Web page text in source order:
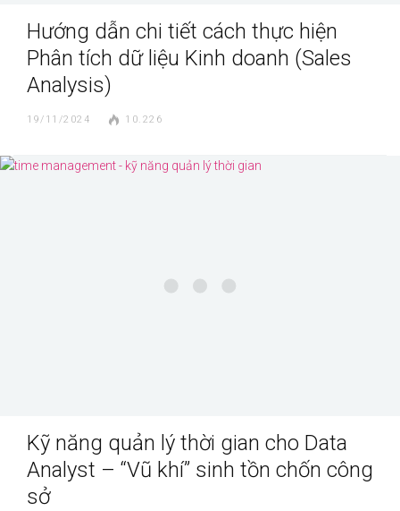
Hướng dẫn chi tiết cách thực hiện
Phân tích dữ liệu Kinh doanh (Sales
Analysis)
19/11/2024 10.226
Kỹ năng quản lý thời gian cho Data
Analyst – “Vũ khí” sinh tồn chốn công
sở